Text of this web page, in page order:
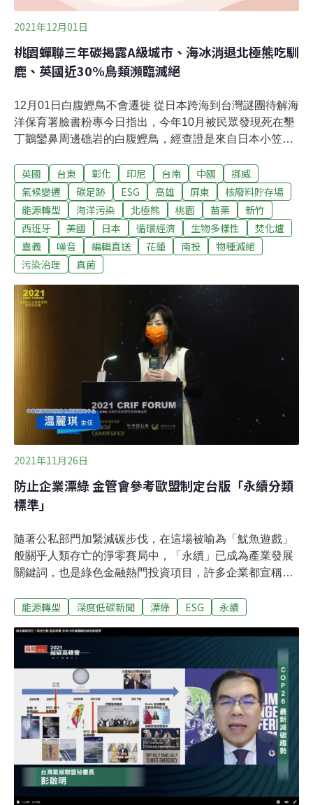
2021年12月01日
桃園蟬聯三年碳揭露A級城市、海冰消退北極熊吃馴
鹿、英國近30%鳥類瀕臨滅絕
12月01日白腹鰹鳥不會遷徙 從日本跨海到台灣謎團待解海
洋保育署臉書粉專今日指出，今年10月被民眾發現死在墾
丁鵝鑾鼻周邊礁岩的白腹鰹鳥，經查證是來自日本小笠原
離開繫放地，來到直線距離2627公里外的墾丁鵝鑾鼻，原
因成謎待解。（自由時報報導）台積電設廠高雄五輕舊址
空品監測遭質疑台積電到高雄設廠，預定地從10月就開始
整治，但卻有民代發現，環保局在前天才將監測報告上
傳，內容也多是周圍空品監測，質疑高雄市府不夠公開透
明，不過高雄市府回應，每天都有派人在周邊監測，目前
數字一切正常，不過環團檢視市府提供的報告，發現沒有
對人體健康有影響的苯類監控數據。（公視新聞報導）
英國 台東 彰化 印尼 台南 中國
挪威
氣候變遷
碳足跡 ESG 高雄 屏東
核廢料貯存場
能源轉型
海洋污染 北極熊 桃園 苗栗
新竹
西班牙
美國 日本 循環經濟 生物多樣性
焚化爐
嘉義
噪音 編輯直送 花蓮 南投
物種滅絕
污染治理
真菌
2021年11月26日
防止企業漂綠 金管會參考歐盟制定台版「永續分類
標準」
隨著公私部門加緊減碳步伐，在這場被喻為「魷魚遊戲」
般關乎人類存亡的淨零賽局中，「永續」已成為產業發展
關鍵詞，也是綠色金融熱門投資項目，許多企業都宣稱自
續」。為防止企業假永續之名「漂綠」，金管會將比照歐
活動」標準。第一階段將涵蓋製造、運輸倉儲、營造建築
三大類產業，要求業者應符合條件才能稱為「永續」，也
才能獲得永續金融的投融資金流。我國永續投資已破1.3兆
元 「何謂永續」卻無客觀標準氣候危機迫在眉睫，世界各
國透過各種經濟手段要加速淘汰高碳排產業，許多高污染
的石化業遭到銀行團撤資，再生能源、循環經濟則成為金
融市場的熱門投資。根據全球永續投資聯盟（ GSIA）統
計，全球永續投資規模從2014年18兆美元，翻倍成長到
2020年35兆，已占所有資產的36%。
能源轉型 深度低碳新聞 漂綠 ESG 永續